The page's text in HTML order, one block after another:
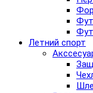
Летний спорт